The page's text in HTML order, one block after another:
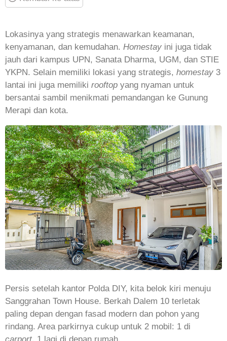
Lokasinya yang strategis menawarkan keamanan,
kenyamanan, dan kemudahan. Homestay ini juga tidak
jauh dari kampus UPN, Sanata Dharma, UGM, dan STIE
YKPN. Selain memiliki lokasi yang strategis, homestay 3
lantai ini juga memiliki rooftop yang nyaman untuk
bersantai sambil menikmati pemandangan ke Gunung
Merapi dan kota.
Persis setelah kantor Polda DIY, kita belok kiri menuju
Sanggrahan Town House. Berkah Dalem 10 terletak
paling depan dengan fasad modern dan pohon yang
rindang. Area parkirnya cukup untuk 2 mobil: 1 di